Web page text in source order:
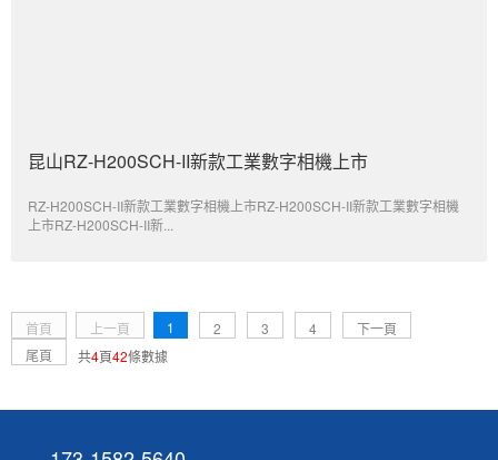
昆山RZ-H200SCH-II新款工業數字相機上市
RZ-H200SCH-II新款工業數字相機上市RZ-H200SCH-II新款工業數字相機
上市RZ-H200SCH-II新...
首頁 上一頁 1 2 3 4
下一頁
尾頁
共4頁42條數據